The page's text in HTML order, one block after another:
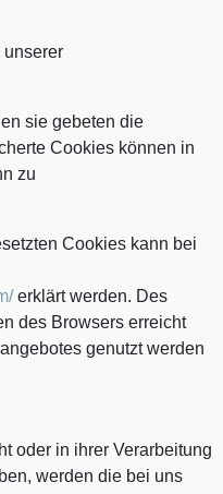
unserer
sie gebeten die
Cookies können in
zu
Cookies kann bei
erklärt werden. Des
des Browsers erreicht
genutzt werden
oder in ihrer Verarbeitung
werden die bei uns